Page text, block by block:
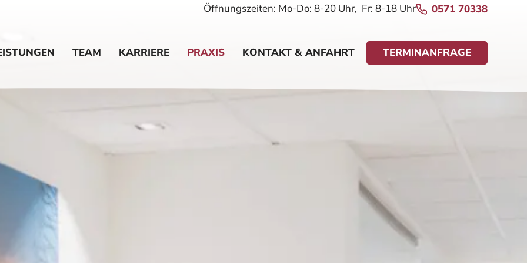
Öffnungszeiten: Mo-Do: 8-20 Uhr, Fr: 8-18 Uhr 0571 70338
TEAM KARRIERE PRAXIS KONTAKT & ANFAHRT TERMINANFRAGE